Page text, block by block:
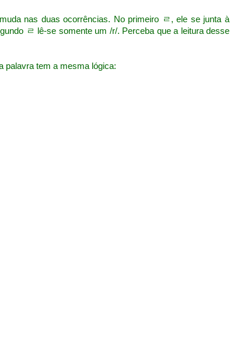
nas duas ocorrências. No primeiro ㄹ, ele se junta à
ㄹ lê-se somente um /r/. Perceba que a leitura desse
palavra tem a mesma lógica: